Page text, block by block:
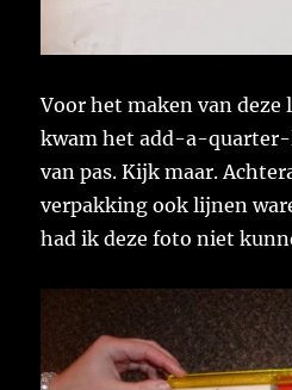
Voor het maken van deze
kwam het add-a-quarter-
van pas. Kijk maar.
verpakking ook lijnen
had ik deze foto niet